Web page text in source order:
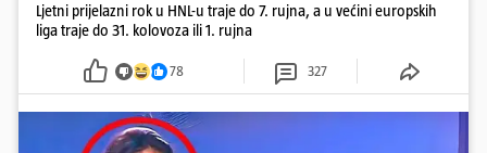
Ljetni prijelazni rok u HNL-u traje do 7. rujna, a u većini europskih
liga traje do 31. kolovoza ili 1. rujna
78 327